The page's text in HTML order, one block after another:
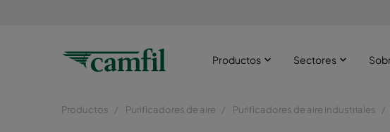
Productos Sectores
Productos Purificadores de aire Purificadores de aire industriales